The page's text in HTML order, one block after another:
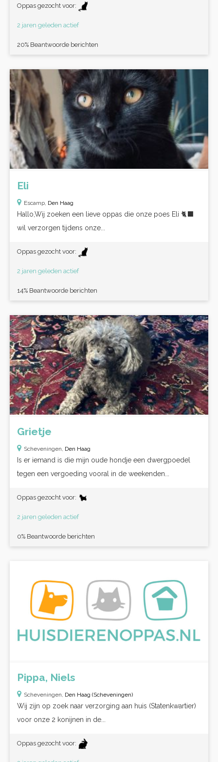
Oppas gezocht voor:
2 jaren geleden actief
20% Beantwoorde berichten
Eli
Escamp, Den Haag
Hallo,Wij zoeken een lieve oppas die onze poes Eli 🐈‍⬛
wil verzorgen tijdens onze...
Oppas gezocht voor:
2 jaren geleden actief
14% Beantwoorde berichten
Grietje
Scheveningen, Den Haag
Is er iemand is die mijn oude hondje een dwergpoedel
tegen een vergoeding vooral in de weekenden...
Oppas gezocht voor:
2 jaren geleden actief
0% Beantwoorde berichten
Pippa, Niels
Scheveningen, Den Haag (Scheveningen)
Wij zijn op zoek naar verzorging aan huis (Statenkwartier)
voor onze 2 konijnen in de...
Oppas gezocht voor: